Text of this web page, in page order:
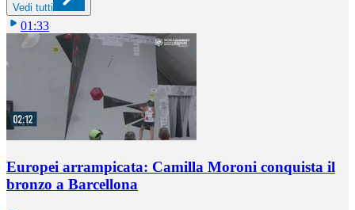
Vedi tutti
01:33
Europei arrampicata: Camilla Moroni conquista il
bronzo a Barcellona